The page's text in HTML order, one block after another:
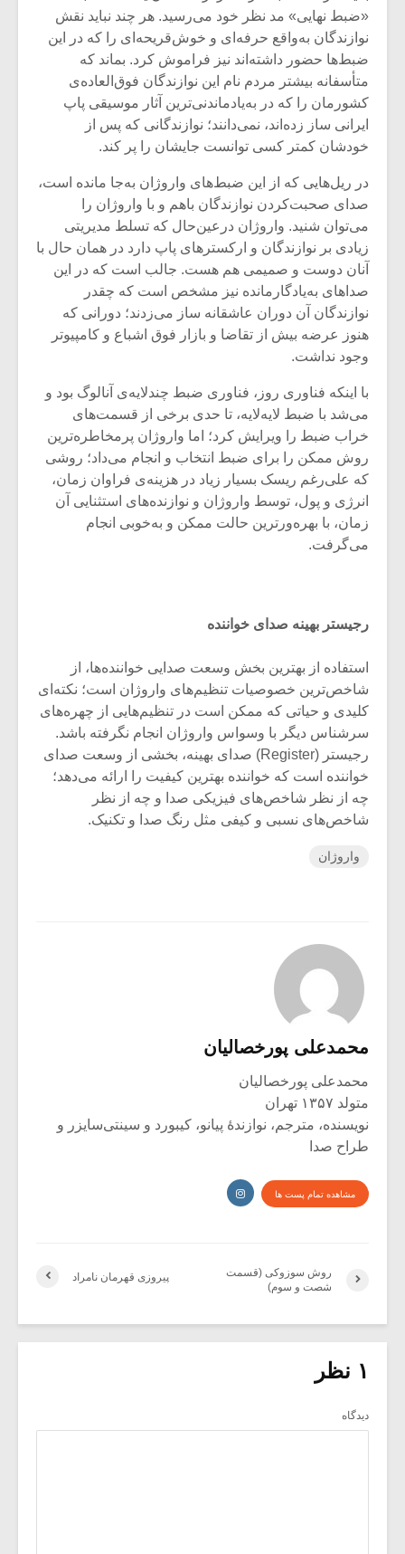
«ضبط نهایی» مد نظر خود می‌رسید. هر چند نباید نقش
نوازندگان به‌واقع حرفه‌ای و خوش‌قریحه‌ای را که در این
ضبط‌ها حضور داشته‌اند نیز فراموش کرد. بماند که
متأسفانه بیشتر مردم نام این نوازندگان فوق‌العاده‌ی
کشورمان را که در به‌یاد‌ماندنی‌ترین آثار موسیقی پاپ
ایرانی ساز زده‌اند، نمی‌دانند؛ نوازندگانی که پس از
خودشان کمتر کسی توانست جایشان را پر کند.
در ریل‌هایی که از این ضبط‌های واروژان به‌جا مانده است،
صدای صحبت‌کردن نوازندگان با‌هم و با واروژان را
می‌توان شنید. واروژان در‌عین‌حال که تسلط مدیریتی
زیادی بر نوازندگان و ارکسترهای پاپ دارد در‌ همان حال با
آنان دوست و صمیمی هم هست. جالب است که در این
صدا‌های به‌یادگار‌مانده نیز مشخص است که چقدر
نوازندگان آن دوران عاشقانه ساز می‌زدند؛ دورانی که
هنوز عرضه بیش از تقاضا و بازار فوق اشباع و کامپیوتر
وجود نداشت.
با اینکه فناوری روز، فناوری ضبط چند‌لایه‌ی آنالوگ بود و
می‌شد با ضبط لایه‌لایه، تا حدی برخی از قسمت‌های
خراب ضبط را ویرایش کرد؛ اما واروژان پر‌مخاطره‌ترین
روش ممکن را برای ضبط انتخاب و انجام می‌داد؛ روشی
که علی‌رغم ریسک بسیار زیاد در هزینه‌ی فراوان زمان،
انرژی و پول، توسط واروژان و نوازنده‌های استثنایی آن
زمان، با بهره‌ور‌ترین حالت ممکن و به‌خوبی انجام
می‌گرفت.
رجیستر بهینه صدای خواننده
استفاده از بهترین بخش وسعت صدایی خواننده‌ها، از
شاخص‌ترین خصوصیات تنظیم‌های واروژان است؛ نکته‌‌ای
کلیدی و حیاتی که ممکن است در تنظیم‌هایی از چهره‌های
سرشناس دیگر با وسواس واروژان انجام نگرفته باشد.
رجیستر (Register) صدای بهینه‌، بخشی از وسعت صدای
خواننده است که خواننده بهترین کیفیت را ارائه می‌دهد؛
چه از نظر شاخص‌های فیزیکی صدا و چه از نظر
شاخص‌های نسبی و کیفی مثل رنگ صدا و تکنیک.
واروژان
محمدعلی پورخصالیان
محمدعلی پورخصالیان
متولد ۱۳۵۷ تهران
نویسنده، مترجم، نوازندۀ پیانو، کیبورد و سینتی‌سایزر و
طراح صدا
مشاهده تمام پست ها
پیروزی قهرمان نامراد
روش سوزوکی (قسمت
شصت و سوم)
۱ نظر
دیدگاه
میکلوش روژا
یادداشتی بر موسیقی
متن فیلم «متری
شیش و نیم»
اگر نمی توانی
مشهورترین باشی،
بدنام ترین باش
موسیقی
سکانسی